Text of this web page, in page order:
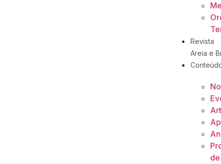
Revista
Areia e
de